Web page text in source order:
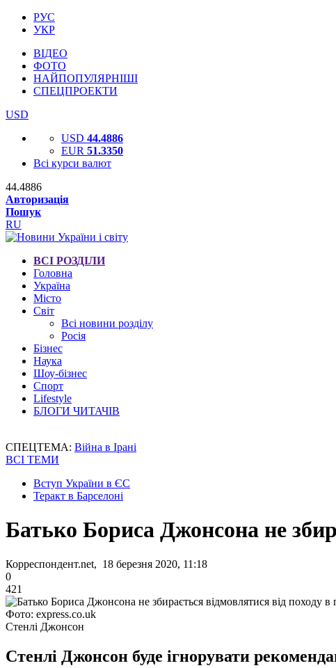
РУС
УКР
ВІДЕО
ФОТО
НАЙПОПУЛЯРНІШІ
СПЕЦПРОЕКТИ
USD
USD 44.4886
EUR 51.3350
Всі курси валют
44.4886
Авторизація
Пошук
RU
ВСІ РОЗДІЛИ
Головна
Україна
Місто
Світ
Всі новини розділу
Росія
Бізнес
Наука
Шоу-бізнес
Спорт
Lifestyle
БЛОГИ ЧИТАЧІВ
СПЕЦТЕМА: Війна в Ірані
ВСІ ТЕМИ
Вступ України в ЄС
Теракт в Барселоні
Батько Бориса Джонсона не
Корреспондент.net, 18 березня 2020, 11:18
0
421
Фото: express.co.uk
Стенлі Джонсон
Стенлі Джонсон буде ігнорувати